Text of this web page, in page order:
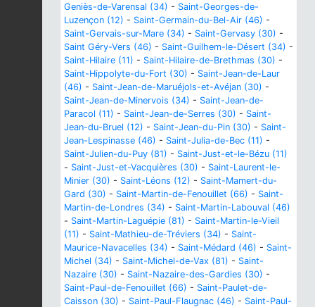
Geniès-de-Varensal (34) - Saint-Georges-de-
Luzençon (12) - Saint-Germain-du-Bel-Air (46) -
Saint-Gervais-sur-Mare (34) - Saint-Gervasy (30) -
Saint Géry-Vers (46) - Saint-Guilhem-le-Désert (34) -
Saint-Hilaire (11) - Saint-Hilaire-de-Brethmas (30) -
Saint-Hippolyte-du-Fort (30) - Saint-Jean-de-Laur
(46) - Saint-Jean-de-Maruéjols-et-Avéjan (30) -
Saint-Jean-de-Minervois (34) - Saint-Jean-de-
Paracol (11) - Saint-Jean-de-Serres (30) - Saint-
Jean-du-Bruel (12) - Saint-Jean-du-Pin (30) - Saint-
Jean-Lespinasse (46) - Saint-Julia-de-Bec (11) -
Saint-Julien-du-Puy (81) - Saint-Just-et-le-Bézu (11)
- Saint-Just-et-Vacquières (30) - Saint-Laurent-le-
Minier (30) - Saint-Léons (12) - Saint-Mamert-du-
Gard (30) - Saint-Martin-de-Fenouillet (66) - Saint-
Martin-de-Londres (34) - Saint-Martin-Labouval (46)
- Saint-Martin-Laguépie (81) - Saint-Martin-le-Vieil
(11) - Saint-Mathieu-de-Tréviers (34) - Saint-
Maurice-Navacelles (34) - Saint-Médard (46) - Saint-
Michel (34) - Saint-Michel-de-Vax (81) - Saint-
Nazaire (30) - Saint-Nazaire-des-Gardies (30) -
Saint-Paul-de-Fenouillet (66) - Saint-Paulet-de-
Caisson (30) - Saint-Paul-Flaugnac (46) - Saint-Paul-